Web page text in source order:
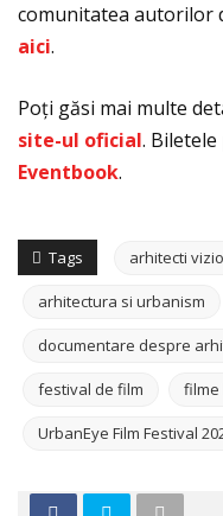
comunitatea autorilor
aici.
Poți găsi mai multe
site-ul oficial.
Eventbook.
Tags arhitecti
arhitectura si urbanism
documentare despre
festival de film filme
UrbanEye Film Festival